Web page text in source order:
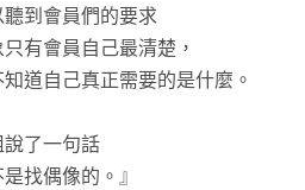
到會員們的要求
有會員自己最清楚，
道自己真正需要的是什麼。
了一句話
找偶像的。』